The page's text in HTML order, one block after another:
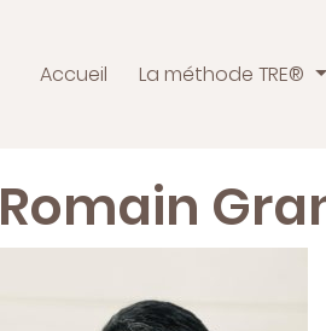
Accueil La méthode TRE®
Romain